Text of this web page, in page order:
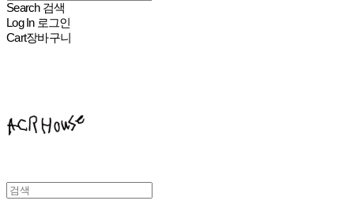
Search 검색
Log In 로그인
Cart장바구니